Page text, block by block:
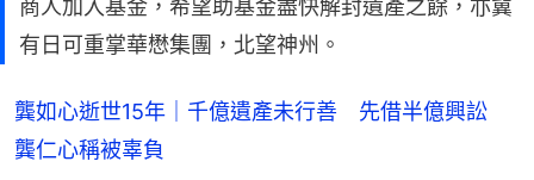
商人加入基金，希望助基金盡快解封遺產之餘，亦冀
有日可重掌華懋集團，北望神州。
龔如心逝世15年｜千億遺產未行善 先借半億興訟
龔仁心稱被辜負